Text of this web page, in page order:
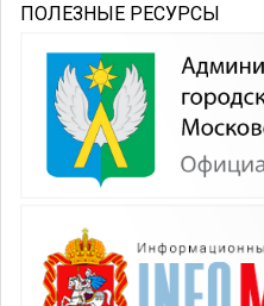
ПОЛЕЗНЫЕ РЕСУРСЫ